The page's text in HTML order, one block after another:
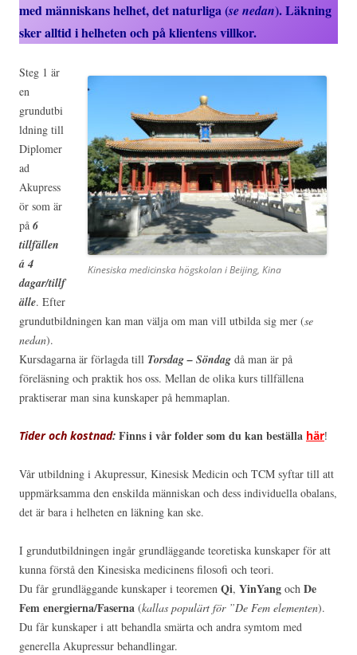
med människans helhet, det naturliga (se nedan).Läkning
sker alltid i helheten och på klientens villkor.
Kinesiska medicinska högskolan i Beijing, Kina
Steg 1 är
en
grundutbi
ldning till
Diplomer
ad
Akupress
ör som är
på 6
tillfällen
á 4
dagar/tillf
älle. Efter
grundutbildningen kan man välja om man vill utbilda sig mer (se
nedan).
Kursdagarna är förlagda till Torsdag – Söndag då man är på
föreläsning och praktik hos oss. Mellan de olika kurs tillfällena
praktiserar man sina kunskaper på hemmaplan.
Tider och kostnad: Finns i vår folder som du kan beställa här!
Vår utbildning i Akupressur, Kinesisk Medicin och TCM syftar till att
uppmärksamma den enskilda människan och dess individuella obalans,
det är bara i helheten en läkning kan ske.
I grundutbildningen ingår grundläggande teoretiska kunskaper för att
kunna förstå den Kinesiska medicinens filosofi och teori.
Du får grundläggande kunskaper i teoremen Qi, YinYang och De
Fem energierna/Faserna (kallas populärt för ”De Fem elementen).
Du får kunskaper i att behandla smärta och andra symtom med
generella Akupressur behandlingar.